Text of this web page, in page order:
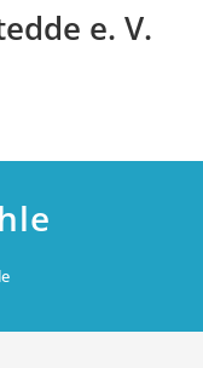
e. V.